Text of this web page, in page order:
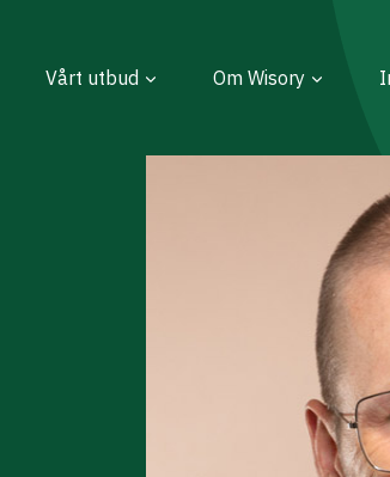
Vårt utbud Om Wisory